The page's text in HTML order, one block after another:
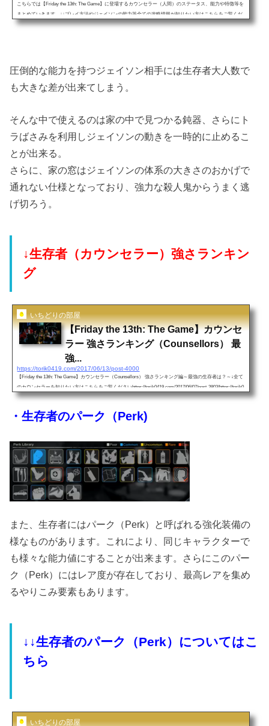
こちらでは【Friday the 13th: The Game】に登場するカウンセラー（人間）のステータス、能力や特徴等を
まとめていきます。↓↓プレイ方法やジェイソンの能力等全ての攻略情報が知りたい方はこちらをご覧くだ
さい。https://torik0419.com/2017/06/30/friday-13th-the-game-kouryaku/↓↓生存者のパーク（Perk）については
圧倒的な能力を持つジェイソン相手には生存者大人数で
も大きな差が出来てしまう。
そんな中で使えるのは家の中で見つかる鈍器、さらにト
ラばさみを利用しジェイソンの動きを一時的に止めるこ
とが出来る。
さらに、家の窓はジェイソンの体系の大きさのおかげで
通れない仕様となっており、強力な殺人鬼からうまく逃
げ切ろう。
↓生存者（カウンセラー）強さランキン
グ
いちどりの部屋
【Friday the 13th: The Game】カウンセ
ラー 強さランキング（Counsellors） 最
強...
https://torik0419.com/2017/06/13/post-4000
【Friday the 13th: The Game】カウンセラー（Counsellors） 強さランキング編～最強の生存者は？～↓全て
のカウンセラーを知りたい方はこちらをご覧くださいhttps://torik0419.com/2017/06/07/post-3803/https://torik0
419.com/2017/06/30/friday-13th-the-game-kouryaku/1位.Vanessa Jones（バネッサ・ジョーンズ）・一位の理
す。・ステータス・特徴（最初から使用可能）【走り特化型】その高いスタミナと移動速度を使いマップ
・生存者のパーク（Perk)
また、生存者にはパーク（Perk）と呼ばれる強化装備の
様なものがあります。これにより、同じキャラクターで
も様々な能力値にすることが出来ます。さらにこのパー
ク（Perk）にはレア度が存在しており、最高レアを集め
るやりこみ要素もあります。
↓↓生存者のパーク（Perk）についてはこ
ちら
いちどりの部屋